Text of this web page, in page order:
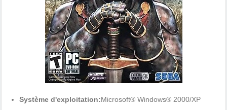
Système d'exploitation:Microsoft® Windows® 2000/XP